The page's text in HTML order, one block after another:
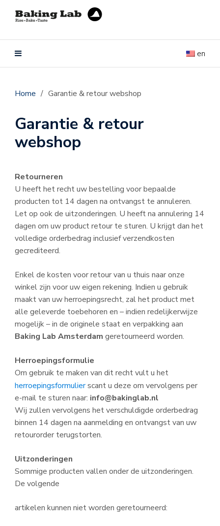
en
Home / Garantie & retour webshop
Garantie & retour
webshop
Retourneren
U heeft het recht uw bestelling voor bepaalde
producten tot 14 dagen na ontvangst te annuleren.
Let op ook de uitzonderingen. U heeft na annulering 14
dagen om uw product retour te sturen. U krijgt dan het
volledige orderbedrag inclusief verzendkosten
gecrediteerd.
Enkel de kosten voor retour van u thuis naar onze
winkel zijn voor uw eigen rekening. Indien u gebruik
maakt van uw herroepingsrecht, zal het product met
alle geleverde toebehoren en – indien redelijkerwijze
mogelijk – in de originele staat en verpakking aan
Baking Lab Amsterdam geretourneerd worden.
Herroepingsformulie
Om gebruik te maken van dit recht vult u het
herroepingsformulierscant u deze om vervolgens per
e-mail te sturen naar: info@bakinglab.nl
Wij zullen vervolgens het verschuldigde orderbedrag
binnen 14 dagen na aanmelding en ontvangst van uw
retourorder terugstorten.
Uitzonderingen
Sommige producten vallen onder de uitzonderingen.
De volgende
artikelen kunnen niet worden geretourneerd: